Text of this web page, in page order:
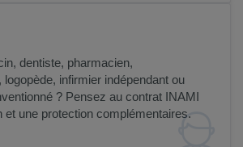
dentiste, pharmacien,
logopède, infirmier indépendant ou
? Pensez au contrat INAMI
et une protection complémentaires.